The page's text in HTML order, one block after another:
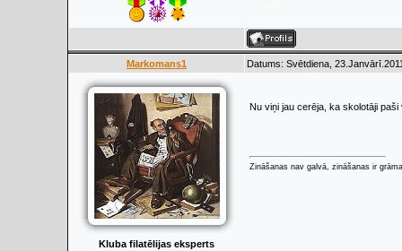
Markomans1 Datums: Svētdiena,
Kluba filatēlijas eksperts
Nu viņi jau cerēja, ka skolotāji
Zināšanas nav galvā, zināšanas ir